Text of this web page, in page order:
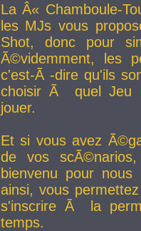
La Â« Chamboule-
les MJs vous
Shot, donc pour
Ã©videmment, les
c'est-Ã -dire qu'ils
choisir Ã quel Jeu
jouer.
Et si vous avez
de vos
bienvenu pour
ainsi, vous
s'inscrire Ã la
temps.